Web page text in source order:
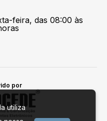
feira, das 08:00 às
por
utiliza